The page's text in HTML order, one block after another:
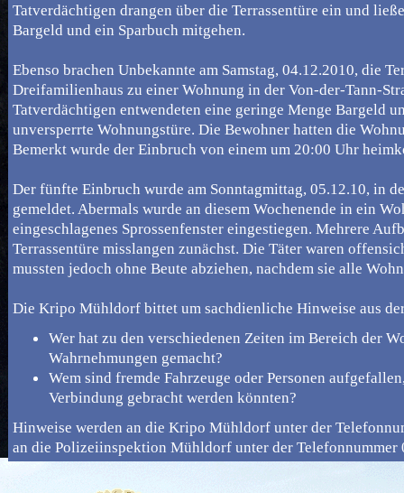
Tatverdächtigen drangen über die Terrassentüre ein und
Bargeld und ein Sparbuch mitgehen.
Ebenso brachen Unbekannte am Samstag, 04.12.2010, die
Dreifamilienhaus zu einer Wohnung in der Von-der-Tann-
Tatverdächtigen entwendeten eine geringe Menge Bargeld
unversperrte Wohnungstüre. Die Bewohner hatten die
Bemerkt wurde der Einbruch von einem um 20:00 Uhr
Der fünfte Einbruch wurde am Sonntagmittag, 05.12.10, in
gemeldet. Abermals wurde an diesem Wochenende in ein
eingeschlagenes Sprossenfenster eingestiegen. Mehrere
Terrassentüre misslangen zunächst. Die Täter waren
mussten jedoch ohne Beute abziehen, nachdem sie alle
Die Kripo Mühldorf bittet um sachdienliche Hinweise aus
Wer hat zu den verschiedenen Zeiten im Bereich der
Wahrnehmungen gemacht?
Wem sind fremde Fahrzeuge oder Personen
Verbindung gebracht werden könnten?
Hinweise werden an die Kripo Mühldorf unter der
an die Polizeiinspektion Mühldorf unter der Telefonnummer